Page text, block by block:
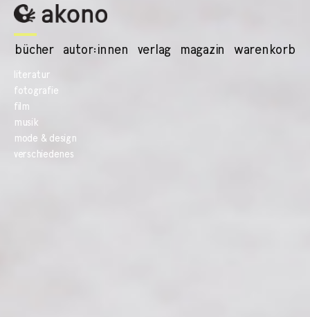
bücher autor:innen verlag magazin warenkorb
literatur
fotografie
film
musik
mode & design
verschiedenes